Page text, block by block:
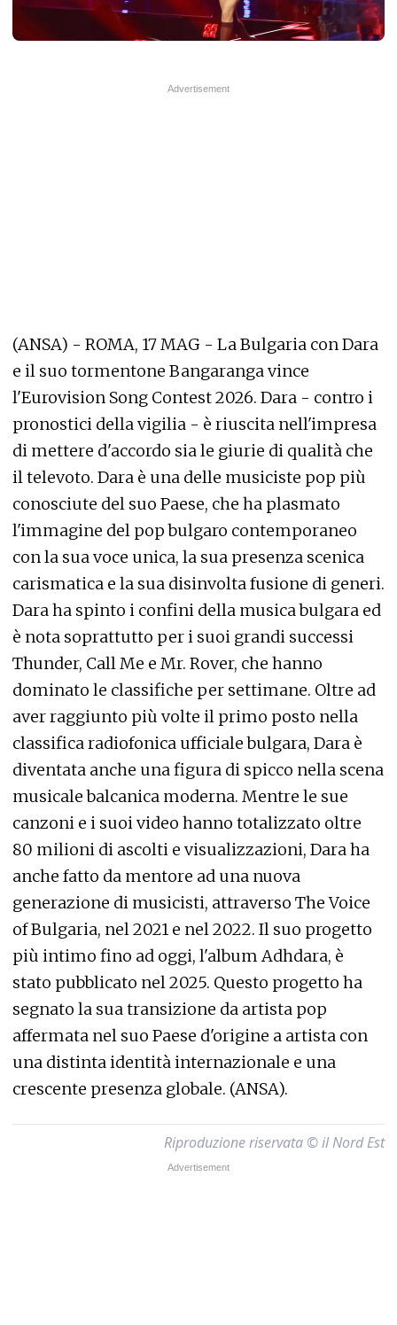
(ANSA) - ROMA, 17 MAG - La Bulgaria con Dara
e il suo tormentone Bangaranga vince
l'Eurovision Song Contest 2026. Dara - contro i
pronostici della vigilia - è riuscita nell'impresa
di mettere d'accordo sia le giurie di qualità che
il televoto. Dara è una delle musiciste pop più
conosciute del suo Paese, che ha plasmato
l'immagine del pop bulgaro contemporaneo
con la sua voce unica, la sua presenza scenica
carismatica e la sua disinvolta fusione di generi.
Dara ha spinto i confini della musica bulgara ed
è nota soprattutto per i suoi grandi successi
Thunder, Call Me e Mr. Rover, che hanno
dominato le classifiche per settimane. Oltre ad
aver raggiunto più volte il primo posto nella
classifica radiofonica ufficiale bulgara, Dara è
diventata anche una figura di spicco nella scena
musicale balcanica moderna. Mentre le sue
canzoni e i suoi video hanno totalizzato oltre
80 milioni di ascolti e visualizzazioni, Dara ha
anche fatto da mentore ad una nuova
generazione di musicisti, attraverso The Voice
of Bulgaria, nel 2021 e nel 2022. Il suo progetto
più intimo fino ad oggi, l'album Adhdara, è
stato pubblicato nel 2025. Questo progetto ha
segnato la sua transizione da artista pop
affermata nel suo Paese d'origine a artista con
una distinta identità internazionale e una
crescente presenza globale. (ANSA).
Riproduzione riservata © il Nord Est